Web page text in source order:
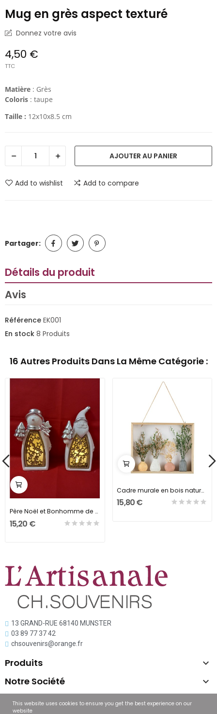
Mug en grès aspect texturé
Donnez votre avis
4,50 €
TTC
Matière : Grès
Coloris : taupe
Taille : 12x10x8.5 cm
AJOUTER AU PANIER
Add to wishlist Add to compare
Partager:
Détails du produit
Avis
Référence EK001
En stock 8 Produits
16 Autres Produits Dans La Même Catégorie :
Père Noël et Bonhomme de neige led
15,20 €
Cadre murale en bois naturel avec 4 mini pots...
15,80 €
13 GRAND-RUE 68140 MUNSTER
03 89 77 37 42
chsouvenirs@orange.fr
Produits 
Notre Société 
Copyright © L'artisanal
This website uses cookies to ensure you get the best experience on our
website